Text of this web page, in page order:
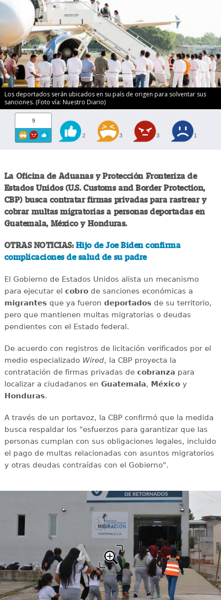
Los deportados serán ubicados en su país de origen para solventar sus
sanciones. (Foto vía: Nuestro Diario)
9
2 3 3 1
La Oficina de Aduanas y Protección Fronteriza de
Estados Unidos (U.S. Customs and Border Protection,
CBP) busca contratar firmas privadas para rastrear y
cobrar multas migratorias a personas deportadas en
Guatemala, México y Honduras.
OTRAS NOTICIAS:Hijo de Joe Biden confirma
complicaciones de salud de su padre
El Gobierno de Estados Unidos alista un mecanismo
para ejecutar el cobrode sanciones económicas a
migrantesque ya fueron deportadosde su territorio,
pero que mantienen multas migratorias o deudas
pendientes con el Estado federal.
De acuerdo con registros de licitación verificados por el
medio especializado Wired, la CBP proyecta la
contratación de firmas privadas de cobranza para
localizar a ciudadanos en Guatemala, Méxicoy
Honduras.
A través de un portavoz, la CBP confirmó que la medida
busca respaldar los "esfuerzos para garantizar que las
personas cumplan con sus obligaciones legales, incluido
el pago de multas relacionadas con asuntos migratorios
y otras deudas contraídas con el Gobierno".